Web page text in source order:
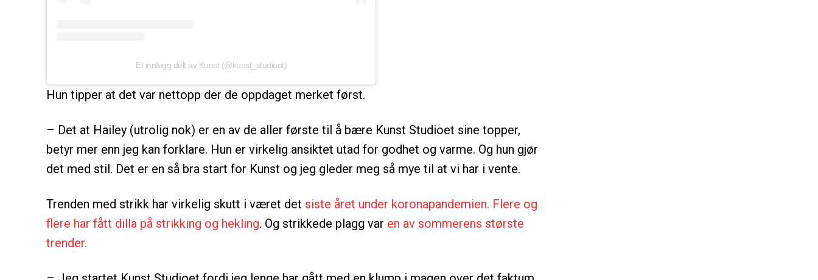
Et innlegg delt av Kunst (@kunst_studioet)
Hun tipper at det var nettopp der de oppdaget merket først.
– Det at Hailey (utrolig nok) er en av de aller første til å bære Kunst Studioet sine topper,
betyr mer enn jeg kan forklare. Hun er virkelig ansiktet utad for godhet og varme. Og hun gjør
det med stil. Det er en så bra start for Kunst og jeg gleder meg så mye til at vi har i vente.
Trenden med strikk har virkelig skutt i været det siste året under koronapandemien. Flere og
flere har fått dilla på strikking og hekling. Og strikkede plagg var en av sommerens største
trender.